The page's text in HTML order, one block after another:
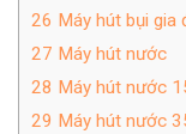
26 Máy hút bụi gia
27 Máy hút nước
28 Máy hút nước
29 Máy hút nước